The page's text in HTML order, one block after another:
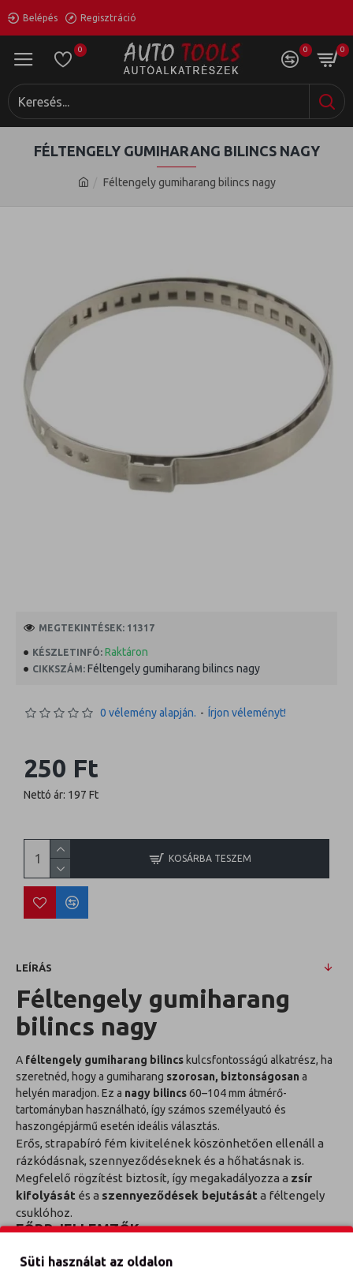
Belépés Regisztráció
0 0 0
Féltengely gumiharang bilincs nagy
FÉLTENGELY GUMIHARANG BILINCS NAGY
KÉSZLETINFÓ: Raktáron
CIKKSZÁM: Féltengely gumiharang bilincs nagy
MEGTEKINTÉSEK: 11317
0 vélemény alapján. - Írjon véleményt!
250 Ft
Nettó ár: 197 Ft
KOSÁRBA TESZEM
LEÍRÁS
Féltengely gumiharang
bilincs nagy
A féltengely gumiharang bilincs kulcsfontosságú alkatrész, ha
szeretnéd, hogy a gumiharang szorosan, biztonságosan a
helyén maradjon. Ez a nagy bilincs60–104 mm átmérő-
tartományban használható, így számos személyautó és
haszongépjármű esetén ideális választás.
Erős, strapabíró fém kivitelének köszönhetően ellenáll a
rázkódásnak, szennyeződéseknek és a hőhatásnak is.
Megfelelő rögzítést biztosít, így megakadályozza a zsír
kifolyását és a szennyeződések bejutását a féltengely
csuklóhoz.
FŐBB JELLEMZŐK:
Féltengely gumiharang rögzítéséhez
Süti használat az oldalon